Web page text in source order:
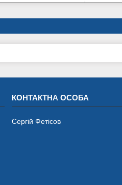
Сергій Фетісов